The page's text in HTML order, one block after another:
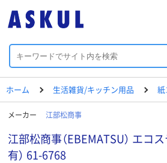
ホーム 生活雑貨/キッチン用品
メーカー 江部松商事
江部松商事（EBEMATSU） エコ
有） 61-6768